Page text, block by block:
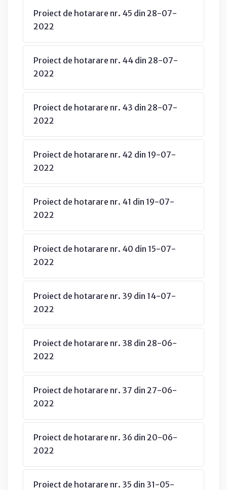
Proiect de hotarare nr. 45 din 28-07-
2022
Proiect de hotarare nr. 44 din 28-07-
2022
Proiect de hotarare nr. 43 din 28-07-
2022
Proiect de hotarare nr. 42 din 19-07-
2022
Proiect de hotarare nr. 41 din 19-07-
2022
Proiect de hotarare nr. 40 din 15-07-
2022
Proiect de hotarare nr. 39 din 14-07-
2022
Proiect de hotarare nr. 38 din 28-06-
2022
Proiect de hotarare nr. 37 din 27-06-
2022
Proiect de hotarare nr. 36 din 20-06-
2022
Proiect de hotarare nr. 35 din 31-05-